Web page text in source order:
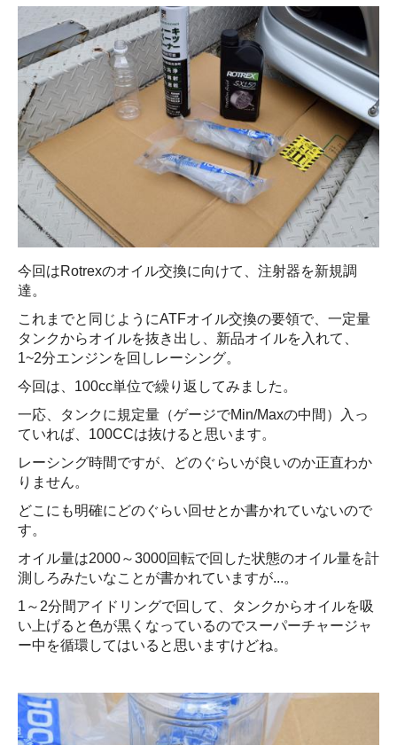
今回はRotrexのオイル交換に向けて、注射器を新規調
達。
これまでと同じようにATFオイル交換の要領で、一定量
タンクからオイルを抜き出し、新品オイルを入れて、
1~2分エンジンを回しレーシング。
今回は、100cc単位で繰り返してみました。
一応、タンクに規定量（ゲージでMin/Maxの中間）入っ
ていれば、100CCは抜けると思います。
レーシング時間ですが、どのぐらいが良いのか正直わか
りません。
どこにも明確にどのぐらい回せとか書かれていないので
す。
オイル量は2000～3000回転で回した状態のオイル量を計
測しろみたいなことが書かれていますが...。
1～2分間アイドリングで回して、タンクからオイルを吸
い上げると色が黒くなっているのでスーパーチャージャ
ー中を循環してはいると思いますけどね。